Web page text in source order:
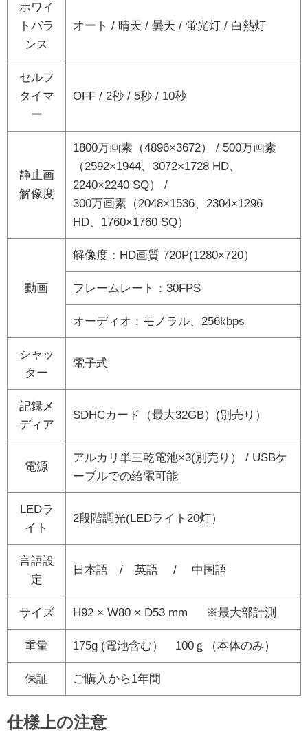
ホワイ
トバラ
ンス
オート / 晴天 / 曇天 / 蛍光灯 / 白熱灯
セルフ
タイマ
ー
OFF / 2秒 / 5秒 / 10秒
静止画
解像度
1800万画素（4896×3672） / 500万画素
（2592×1944、3072×1728 HD、
2240×2240 SQ） /
300万画素（2048×1536、2304×1296
HD、1760×1760 SQ）
動画
解像度：HD画質 720P(1280×720）
フレームレート：30FPS
オーディオ：モノラル、256kbps
シャッ
ター
電子式
記録メ
ディア
SDHCカード（最大32GB）(別売り）
電源
アルカリ単三乾電池×3(別売り） / USBケ
ーブルでの給電可能
LEDラ
イト
2段階調光(LEDライト20灯）
言語設
定
日本語 / 英語 / 中国語
サイズ H92 × W80 × D53 mm ※最大部計測
重量 175g (電池含む） 100ｇ（本体のみ）
保証 ご購入から1年間
仕様上の注意